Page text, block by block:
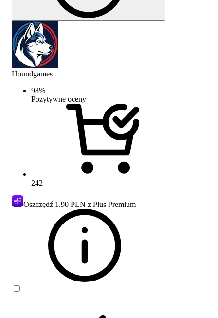
Houndgames
98%
Pozytywne oceny
242
Oszczędź 1.90 PLN z Plus Premium